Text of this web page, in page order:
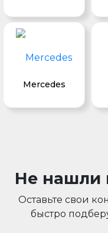
Mercedes
Не нашли
Оставьте свои
быстро